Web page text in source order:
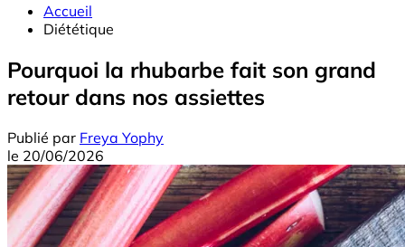
Accueil
Diététique
Pourquoi la rhubarbe fait son grand
retour dans nos assiettes
Publié par Freya Yophy
le 20/06/2026